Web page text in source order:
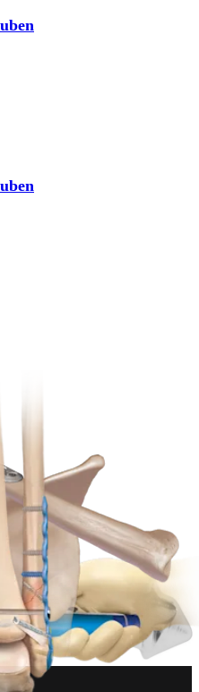
Schulungsmöglichkeiten